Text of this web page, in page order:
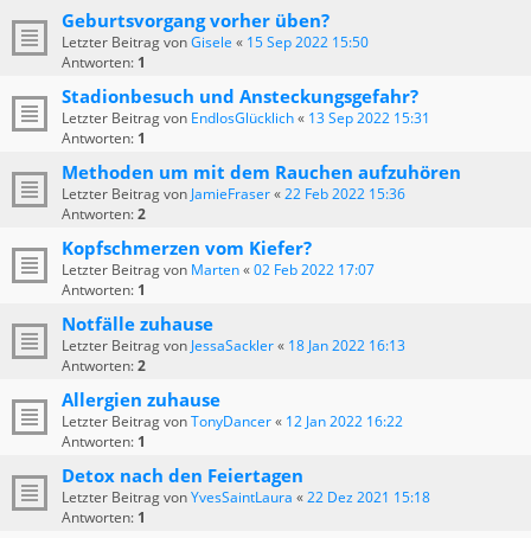
Geburtsvorgang vorher üben?
Letzter Beitrag vonGisele « 15 Sep 2022 15:50
Antworten: 1
Stadionbesuch und Ansteckungsgefahr?
Letzter Beitrag von EndlosGlücklich« 13 Sep 2022 15:31
Antworten: 1
Methoden um mit dem Rauchen aufzuhören
Letzter Beitrag von JamieFraser«22 Feb 2022 15:36
Antworten:2
Kopfschmerzen vom Kiefer?
Letzter Beitrag von Marten«02 Feb 2022 17:07
Antworten: 1
Notfälle zuhause
Letzter Beitrag von JessaSackler« 18 Jan 2022 16:13
Antworten:2
Allergien zuhause
Letzter Beitrag vonTonyDancer« 12 Jan 2022 16:22
Antworten: 1
Detox nach den Feiertagen
Letzter Beitrag vonYvesSaintLaura «22 Dez 2021 15:18
Antworten: 1